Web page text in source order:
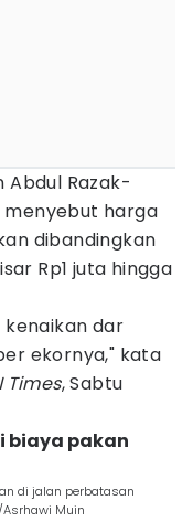
Abdul Razak-
menyebut harga
dibandingkan
Rp1 juta hingga
kenaikan dar
ekornya," kata
Times, Sabtu
biaya pakan
di jalan perbatasan
Muin